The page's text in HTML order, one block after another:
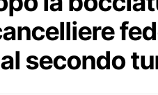
secondo